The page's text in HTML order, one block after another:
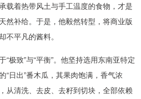
载着热带风土与手工温度的食物，才是
然补给。于是，他毅然转型，将商业版
不平凡的酱料。
“极致”与“平衡”。他坚持选用东南亚特定
“日出”番木瓜，其果肉饱满，香气浓
从清洗、去皮、去籽到切块，全部依赖